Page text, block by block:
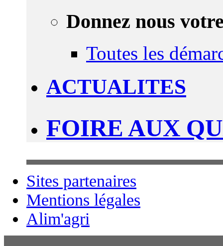
Donnez nous
Toutes les
ACTUALITES
FOIRE AUX
Sites partenaires
Mentions légales
Alim'agri